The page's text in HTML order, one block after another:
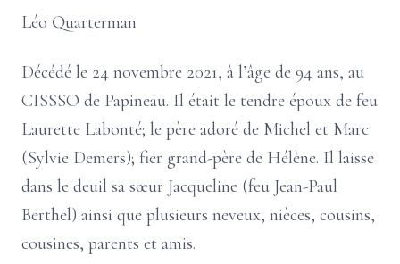
Léo Quarterman
Décédé le 24 novembre 2021, à l’âge de 94 ans, au
CISSSO de Papineau. Il était le tendre époux de feu
Laurette Labonté; le père adoré de Michel et Marc
(Sylvie Demers); fier grand-père de Hélène. Il laisse
dans le deuil sa sœur Jacqueline (feu Jean-Paul
Berthel) ainsi que plusieurs neveux, nièces, cousins,
cousines, parents et amis.